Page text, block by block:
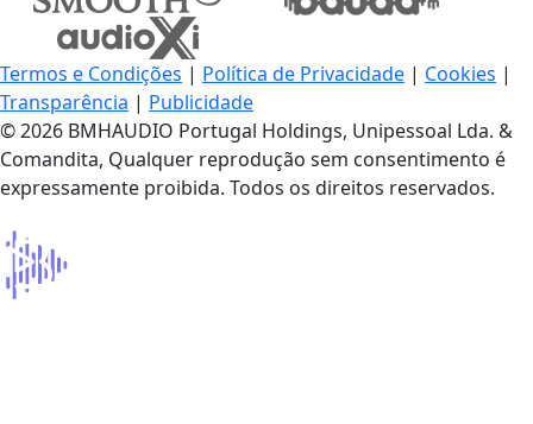
Termos e Condições | Política de Privacidade | Cookies |
Transparência | Publicidade
© 2026 BMHAUDIO Portugal Holdings, Unipessoal Lda. &
Comandita, Qualquer reprodução sem consentimento é
expressamente proibida. Todos os direitos reservados.